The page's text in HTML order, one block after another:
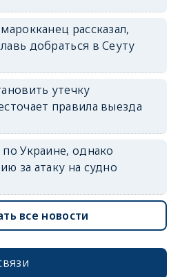
рассказал,
добраться в Сеуту
утечку
правила выезда
Украине, однако
за атаку на судно
все новости